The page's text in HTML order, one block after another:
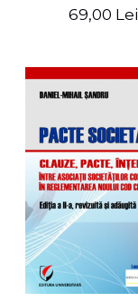
69,00 Lei